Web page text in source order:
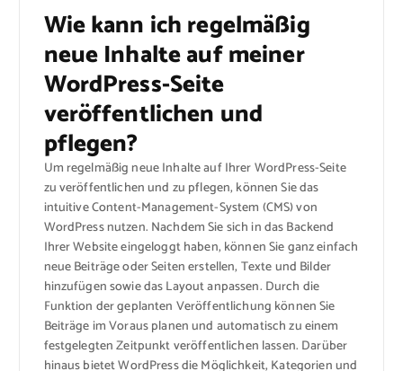
Wie kann ich regelmäßig
neue Inhalte auf meiner
WordPress-Seite
veröffentlichen und
pflegen?
Um regelmäßig neue Inhalte auf Ihrer WordPress-Seite
zu veröffentlichen und zu pflegen, können Sie das
intuitive Content-Management-System (CMS) von
WordPress nutzen. Nachdem Sie sich in das Backend
Ihrer Website eingeloggt haben, können Sie ganz einfach
neue Beiträge oder Seiten erstellen, Texte und Bilder
hinzufügen sowie das Layout anpassen. Durch die
Funktion der geplanten Veröffentlichung können Sie
Beiträge im Voraus planen und automatisch zu einem
festgelegten Zeitpunkt veröffentlichen lassen. Darüber
hinaus bietet WordPress die Möglichkeit, Kategorien und